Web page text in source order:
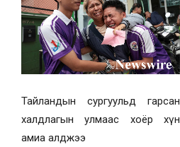
Тайландын сургуульд гарсан
халдлагын улмаас хоёр хүн
амиа алджээ